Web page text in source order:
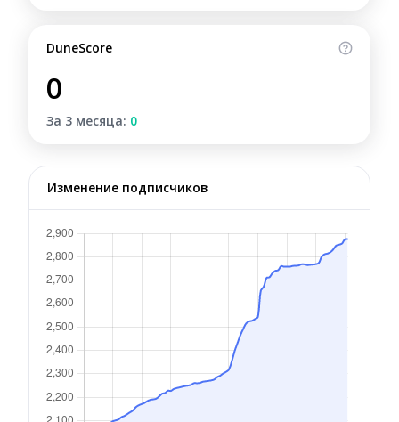
DuneScore
0
За 3 месяца: 0
Изменение подписчиков